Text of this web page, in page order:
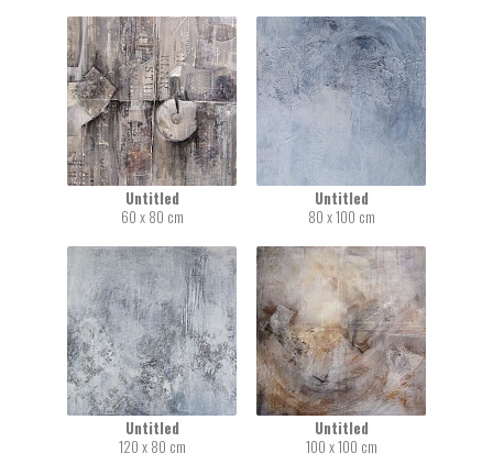
Untitled
60 x 80 cm
Untitled
80 x 100 cm
Untitled
120 x 80 cm
Untitled
100 x 100 cm